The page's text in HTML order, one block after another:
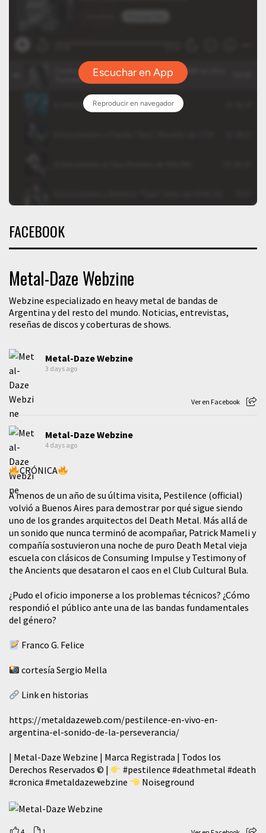
FACEBOOK
Metal-Daze Webzine
Webzine especializado en heavy metal de bandas de
Argentina y del resto del mundo. Noticias, entrevistas,
reseñas de discos y coberturas de shows.
Metal-Daze Webzine
3 days ago
Ver en Facebook
Metal-Daze Webzine
4 days ago
CRÓNICA
A menos de un año de su última visita, Pestilence (official)
volvió a Buenos Aires para demostrar por qué sigue siendo
uno de los grandes arquitectos del Death Metal. Más allá de
un sonido que nunca terminó de acompañar, Patrick Mameli y
compañía sostuvieron una noche de puro Death Metal vieja
escuela con clásicos de Consuming Impulse y Testimony of
the Ancients que desataron el caos en el Club Cultural Bula.
¿Pudo el oficio imponerse a los problemas técnicos? ¿Cómo
respondió el público ante una de las bandas fundamentales
del género?
Franco G. Felice
cortesía Sergio Mella
Link en historias
https://metaldazeweb.com/pestilence-en-vivo-en-
argentina-el-sonido-de-la-perseverancia/
| Metal-Daze Webzine | Marca Registrada | Todos los
Derechos Reservados © |
#pestilence #deathmetal #death
#cronica #metaldazewebzine Noiseground